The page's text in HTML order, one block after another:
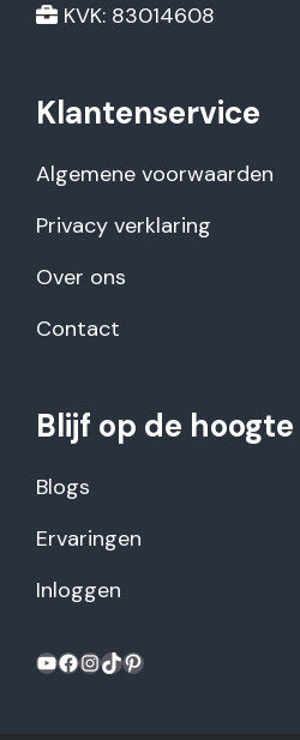
KVK: 83014608
Klantenservice
Algemene voorwaarden
Privacy verklaring
Over ons
Contact
Blijf op de hoogte
Blogs
Ervaringen
Inloggen